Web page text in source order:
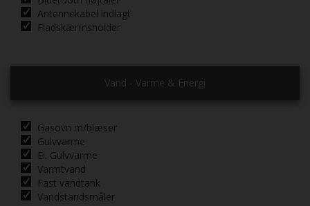
Antennekabel indlagt
Fladskærmsholder
Vand - Varme & Energi
Gasovn m/blæser
Gulvvarme
El. Gulvvarme
Varmtvand
Fast vandtank
Vandstandsmåler